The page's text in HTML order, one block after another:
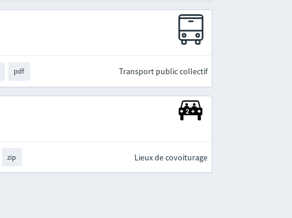
pdf Transport public collectif
zip Lieux de covoiturage